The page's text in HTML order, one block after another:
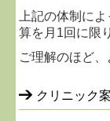
クリニック
上記の体制に
算を月1回に限
ご理解のほど、